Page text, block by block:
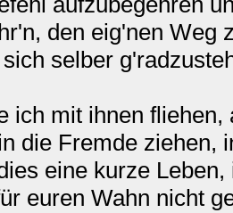
den eig'nen Weg
selber
ich mit ihnen
die Fremde ziehen,
eine kurze
euren Wahn nicht